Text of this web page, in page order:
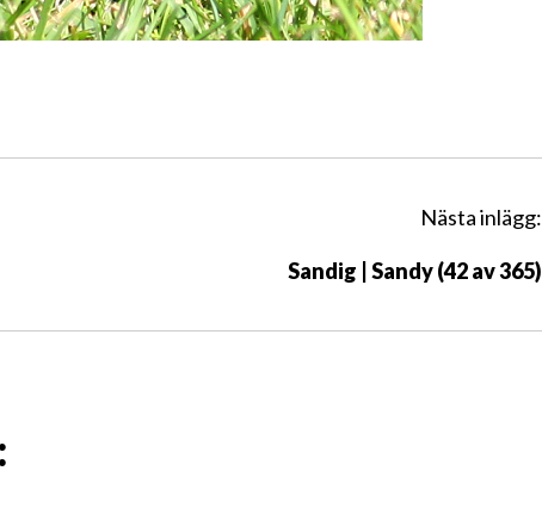
Nästa inlägg:
Sandig | Sandy (42 av 365)